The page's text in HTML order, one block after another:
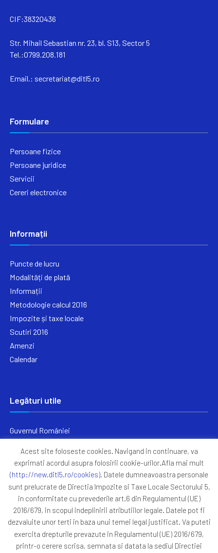
CIF:38320436
Str. Mihail Sebastian nr. 23, bl. S13, Sector 5
Tel.:0799.208.181
Email.: secretariat@ditl5.ro
Formulare
Persoane fizice
Persoane juridice
Servicii
Cereri electronice
Informații
Puncte de lucru
Modalități de plată
Informații
Metodologie calcul 2016
Impozite și taxe locale
Scutiri 2016
Amenzi
Calendar
Legături utile
Guvernul României
Primăria Sectorul 5
ANAF
Protocoale
GDPR
Harta Site
Acest site foloseste cookies. Navigand in continuare, va
exprimati acordul asupra folosirii cookie-urilor.Afla mai mult
(http://new.ditl5.ro/cookies). Datele dumneavoastra personale
sunt prelucrate de Directia Impozite si Taxe Locale Sectorului 5,
in conformitate cu prevederile art.6 din Regulamentul (UE)
2016/679, in scopul indeplinirii atributiilor legale. Datele pot fi
dezvaluite unor terti in baza unui temei legal justificat. Va puteti
exercita drepturile prevazute in Regulamentul (UE) 2016/679,
printr-o cerere scrisa, semnata si datata la sediul Directiei